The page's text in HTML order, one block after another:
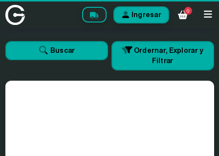
Ingresar
0
Buscar
Ordernar, Explorar y
Filtrar